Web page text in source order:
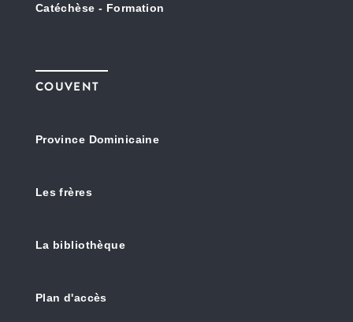
Catéchèse - Formation
COUVENT
Province Dominicaine
Les frères
La bibliothèque
Plan d'accès